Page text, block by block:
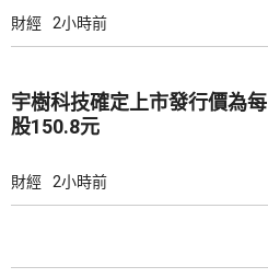
財經 2小時前
宇樹科技確定上市發行價為每
股150.8元
財經 2小時前